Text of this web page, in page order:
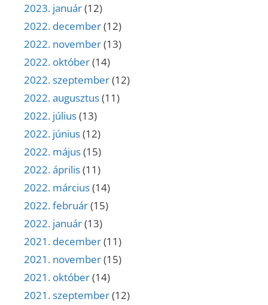
2023. január(12)
2022. december(12)
2022. november(13)
2022. október(14)
2022. szeptember(12)
2022. augusztus(11)
2022. július(13)
2022. június(12)
2022. május(15)
2022. április(11)
2022. március(14)
2022. február(15)
2022. január(13)
2021. december(11)
2021. november(15)
2021. október(14)
2021. szeptember(12)